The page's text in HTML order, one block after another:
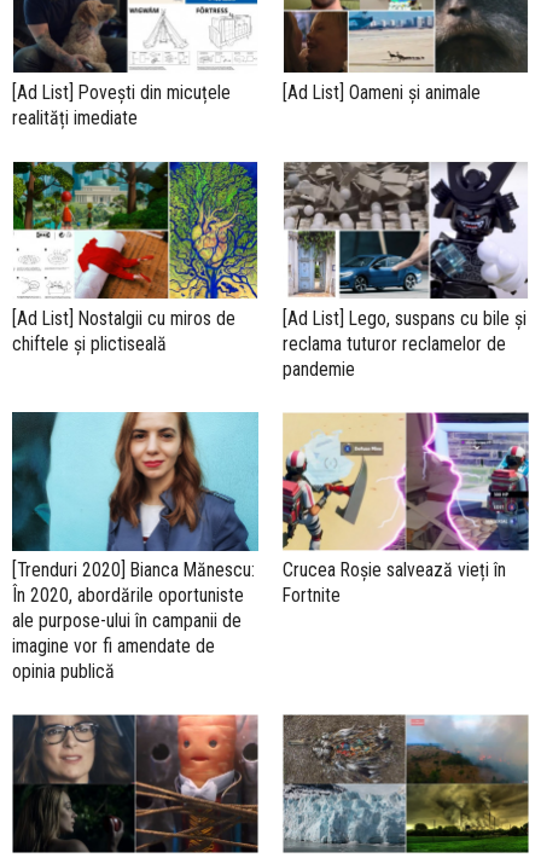
[Ad List] Povești din micuțele
realități imediate
[Ad List] Oameni și animale
[Ad List] Nostalgii cu miros de
chiftele și plictiseală
[Ad List] Lego, suspans cu bile și
reclama tuturor reclamelor de
pandemie
[Trenduri 2020] Bianca Mănescu:
În 2020, abordările oportuniste
ale purpose-ului în campanii de
imagine vor fi amendate de
opinia publică
Crucea Roșie salvează vieți în
Fortnite